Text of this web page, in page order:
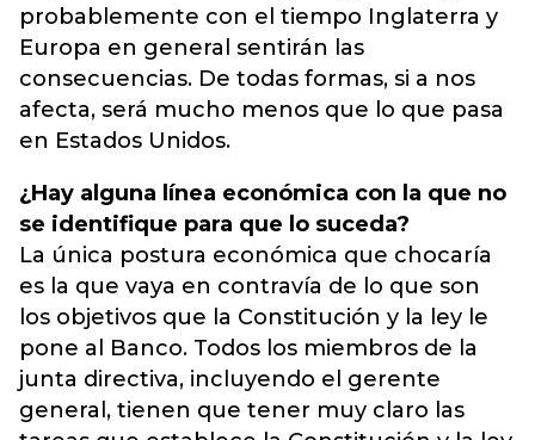
probablemente con el tiempo Inglaterra y
Europa en general sentirán las
consecuencias. De todas formas, si a nos
afecta, será mucho menos que lo que pasa
en Estados Unidos.
¿Hay alguna línea económica con la que no
se identifique para que lo suceda?
La única postura económica que chocaría
es la que vaya en contravía de lo que son
los objetivos que la Constitución y la ley le
pone al Banco. Todos los miembros de la
junta directiva, incluyendo el gerente
general, tienen que tener muy claro las